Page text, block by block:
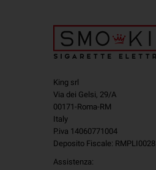
King srl
Via dei Gelsi, 29/A
00171-Roma-RM
Italy
P.iva 14060771004
Deposito Fiscale: RMPLI0028
Assistenza: